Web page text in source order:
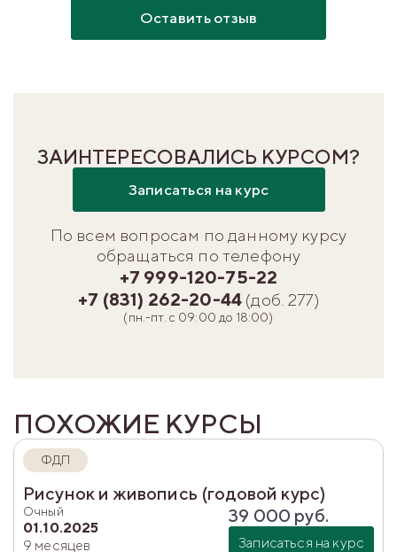
Оставить отзыв
ЗАИНТЕРЕСОВАЛИСЬ КУРСОМ?
Записаться на курс
По всем вопросам по данному курсу
обращаться по телефону
+7 999-120-75-22
+7 (831) 262-20-44 (доб. 277)
(пн.-пт. с 09:00 до 18:00)
ПОХОЖИЕ КУРСЫ
ФДП
Рисунок и живопись (годовой курс)
Очный
01.10.2025
9 месяцев
39 000 руб.
Записаться на курс